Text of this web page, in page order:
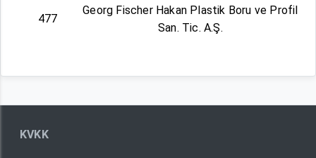
477
Georg Fischer Hakan Plastik Boru ve Profil
San. Tic. A.Ş.
KVKK